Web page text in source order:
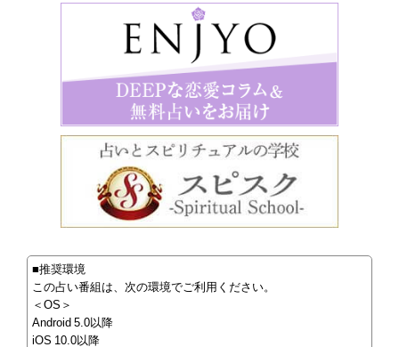
■推奨環境
この占い番組は、次の環境でご利用ください。
＜OS＞
Android 5.0以降
iOS 10.0以降